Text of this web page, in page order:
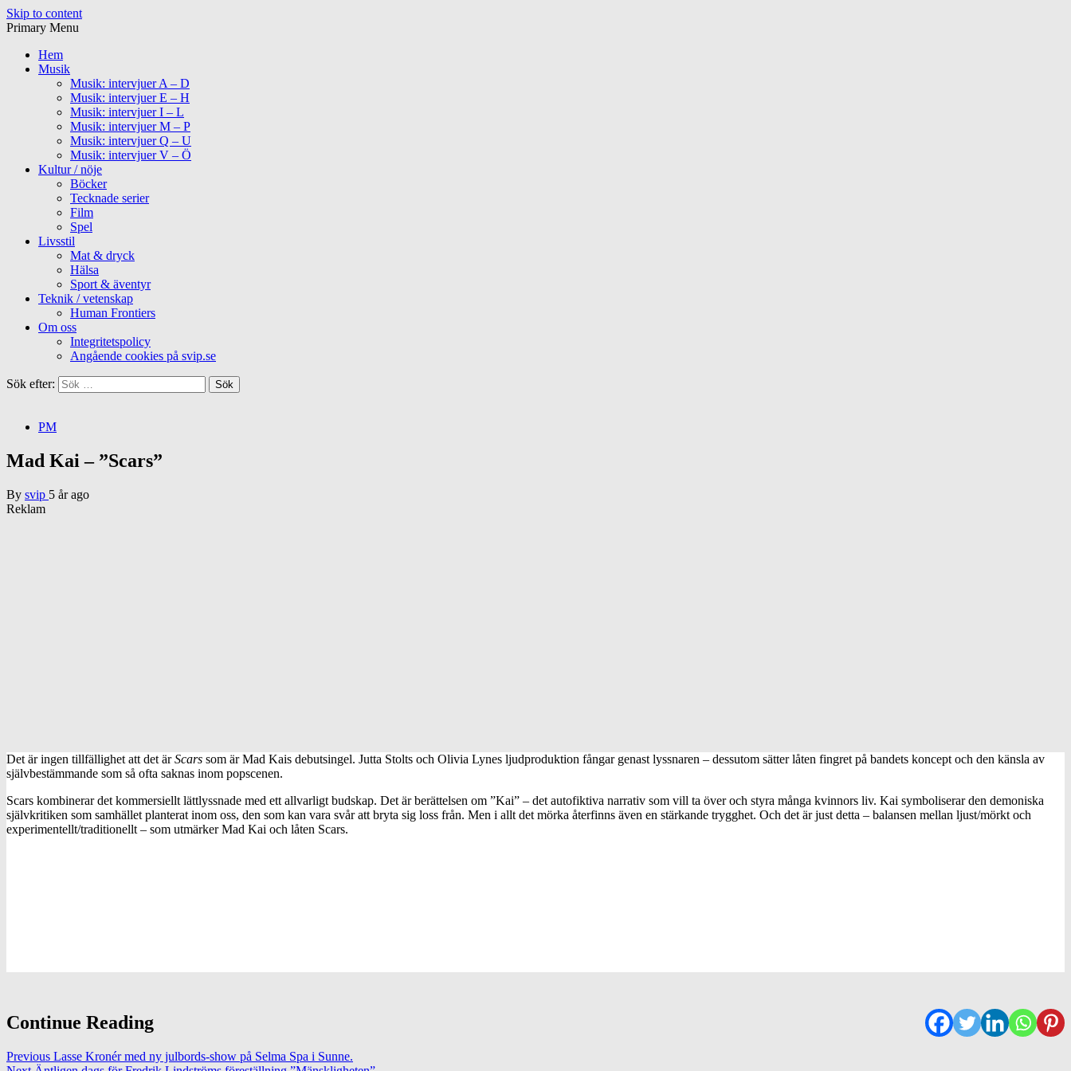
Skip to content
Primary Menu
Hem
Musik
Musik: intervjuer A – D
Musik: intervjuer E – H
Musik: intervjuer I – L
Musik: intervjuer M – P
Musik: intervjuer Q – U
Musik: intervjuer V – Ö
Kultur / nöje
Böcker
Tecknade serier
Film
Spel
Livsstil
Mat & dryck
Hälsa
Sport & äventyr
Teknik / vetenskap
Human Frontiers
Om oss
Integritetspolicy
Angående cookies på svip.se
Sök efter:
PM
Mad Kai – ”Scars”
By svip 5 år ago
Reklam
Det är ingen tillfällighet att det ärScars som är Mad Kais debutsingel. Jutta Stolts och Olivia Lynes ljudproduktion fångar genast lyssnaren – dessutom sätter låten fingret på bandets koncept och den känsla av
självbestämmande som så ofta saknas inom popscenen.
Scars kombinerar det kommersiellt lättlyssnade med ett allvarligt budskap. Det är berättelsen om ”Kai” – det autofiktiva narrativ som vill ta över och styra många kvinnors liv. Kai symboliserar den demoniska
självkritiken som samhället planterat inom oss, den som kan vara svår att bryta sig loss från. Men i allt det mörka återfinns även en stärkande trygghet. Och det är just detta – balansen mellan ljust/mörkt och
experimentellt/traditionellt – som utmärker Mad Kai och låten Scars.
Continue Reading
Previous Lasse Kronér med ny julbords-show på Selma Spa i Sunne.